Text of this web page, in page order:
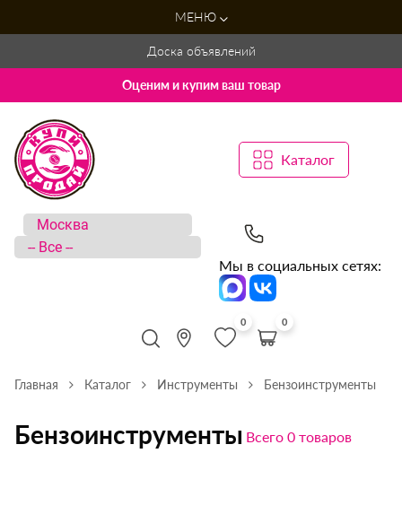
МЕНЮ
Доска объявлений
Оценим и купим ваш товар
Каталог
Мы в социальных сетях:
0 0
Главная Каталог Инструменты Бензоинструменты
Бензоинструменты Всего 0 товаров